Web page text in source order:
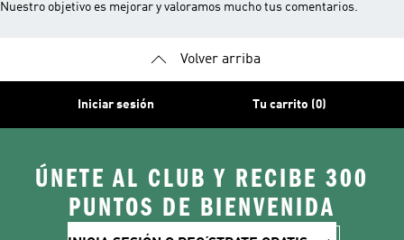
Nuestro objetivo es mejorar y valoramos mucho tus comentarios.
Volver arriba
Iniciar sesión Tu carrito (0)
ÚNETE AL CLUB Y RECIBE 300
PUNTOS DE BIENVENIDA